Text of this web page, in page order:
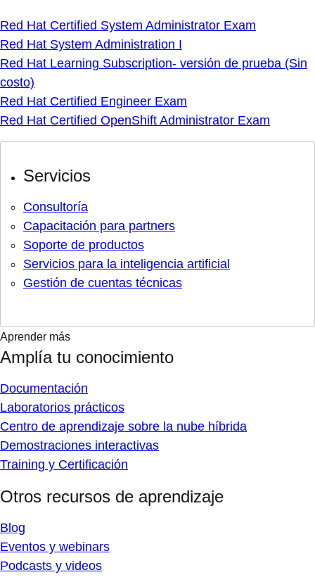
Red Hat Certified System Administrator Exam
Red Hat System Administration I
Red Hat Learning Subscription- versión de prueba (Sin
costo)
Red Hat Certified Engineer Exam
Red Hat Certified OpenShift Administrator Exam
Servicios
Consultoría
Capacitación para partners
Soporte de productos
Servicios para la inteligencia artificial
Gestión de cuentas técnicas
Aprender más
Amplía tu conocimiento
Documentación
Laboratorios prácticos
Centro de aprendizaje sobre la nube híbrida
Demostraciones interactivas
Training y Certificación
Otros recursos de aprendizaje
Blog
Eventos y webinars
Podcasts y videos